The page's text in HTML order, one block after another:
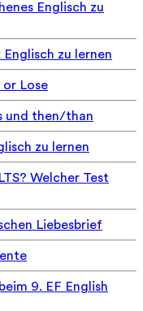
Englisch zu
zu lernen
Lose
und then/than
zu lernen
Welcher Test
Liebesbrief
9. EF English